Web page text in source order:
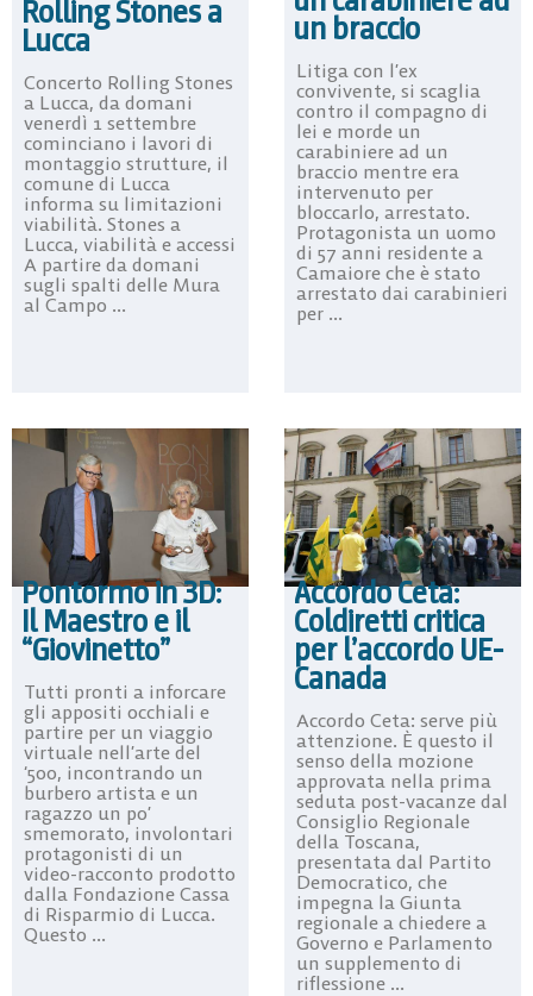
Rolling Stones a
Lucca
Concerto Rolling Stones
a Lucca, da domani
venerdì 1 settembre
cominciano i lavori di
montaggio strutture, il
comune di Lucca
informa su limitazioni
viabilità. Stones a
Lucca, viabilità e accessi
A partire da domani
sugli spalti delle Mura
al Campo ...
un braccio
Litiga con l’ex
convivente, si scaglia
contro il compagno di
lei e morde un
carabiniere ad un
braccio mentre era
intervenuto per
bloccarlo, arrestato.
Protagonista un uomo
di 57 anni residente a
Camaiore che è stato
arrestato dai carabinieri
per ...
Pontormo in 3D:
Il Maestro e il
“Giovinetto”
Tutti pronti a inforcare
gli appositi occhiali e
partire per un viaggio
virtuale nell’arte del
‘500, incontrando un
burbero artista e un
ragazzo un po’
smemorato, involontari
protagonisti di un
video-racconto prodotto
dalla Fondazione Cassa
di Risparmio di Lucca.
Questo ...
Accordo Ceta:
Coldiretti critica
per l’accordo UE-
Canada
Accordo Ceta: serve più
attenzione. È questo il
senso della mozione
approvata nella prima
seduta post-vacanze dal
Consiglio Regionale
della Toscana,
presentata dal Partito
Democratico, che
impegna la Giunta
regionale a chiedere a
Governo e Parlamento
un supplemento di
riflessione ...